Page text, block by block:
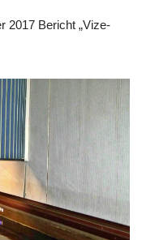
2017 Bericht „Vize-